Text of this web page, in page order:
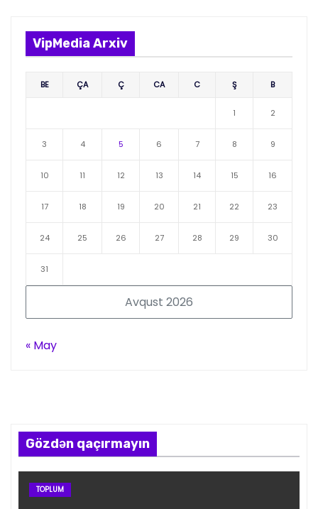
VipMedia Arxiv
Avqust 2026
BE ÇA Ç CA C Ş B
1 2
3 4 5 6 7 8 9
10 11 12 13 14 15 16
17 18 19 20 21 22 23
24 25 26 27 28 29 30
31
« May
Gözdən qaçırmayın
TOPLUM